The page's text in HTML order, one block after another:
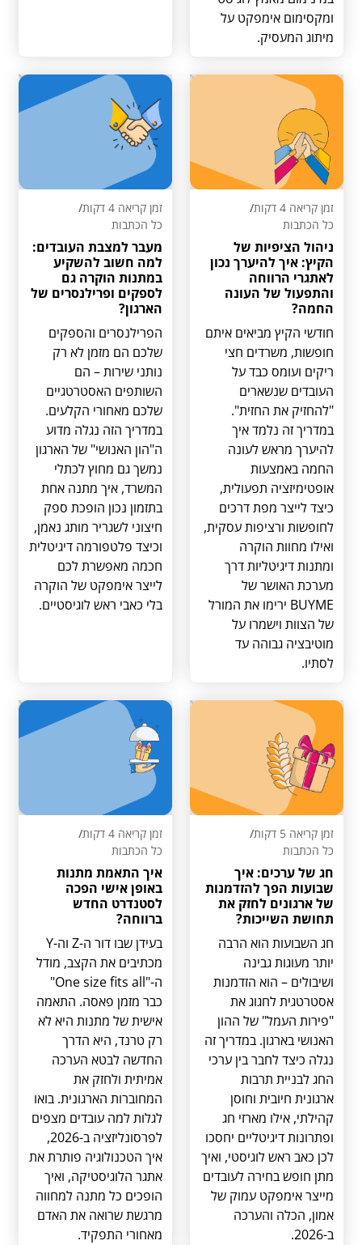
ומקסימום אימפקט על
מיתוג המעסיק.
זמן קריאה 4 דקות
/
כל הכתבות
ניהול הציפיות של
הקיץ: איך להיערך נכון
לאתגרי הרווחה
והתפעול של העונה
החמה?
חודשי הקיץ מביאים איתם
חופשות, משרדים חצי
ריקים ועומס כבד על
העובדים שנשארים
"להחזיק את החזית".
במדריך זה נלמד איך
להיערך מראש לעונה
החמה באמצעות
אופטימיזציה תפעולית,
כיצד לייצר מפת דרכים
לחופשות ורציפות עסקית,
ואילו מחוות הוקרה
ומתנות דיגיטליות דרך
מערכת האושר של
BUYME ירימו את המורל
של הצוות וישמרו על
מוטיבציה גבוהה עד
לסתיו.
זמן קריאה 4 דקות
/
כל הכתבות
מעבר למצבת העובדים:
למה חשוב להשקיע
במתנות הוקרה גם
לספקים ופרילנסרים של
הארגון?
הפרילנסרים והספקים
שלכם הם מזמן לא רק
נותני שירות – הם
השותפים האסטרטגיים
שלכם מאחורי הקלעים.
במדריך הזה נגלה מדוע
ה"הון האנושי" של הארגון
נמשך גם מחוץ לכתלי
המשרד, איך מתנה אחת
בתזמון נכון הופכת ספק
חיצוני לשגריר מותג נאמן,
וכיצד פלטפורמה דיגיטלית
חכמה מאפשרת לכם
לייצר אימפקט של הוקרה
בלי כאבי ראש לוגיסטיים.
זמן קריאה 5 דקות
/
כל הכתבות
חג של ערכים: איך
שבועות הפך להזדמנות
של ארגונים לחזק את
תחושת השייכות?
חג השבועות הוא הרבה
יותר מעוגות גבינה
ושיבולים – הוא הזדמנות
אסטרטגית לחגוג את
"פירות העמל" של ההון
האנושי בארגון. במדריך זה
נגלה כיצד לחבר בין ערכי
החג לבניית תרבות
ארגונית חיובית וחוסן
קהילתי, אילו מארזי חג
ופתרונות דיגיטליים יחסכו
לכן כאב ראש לוגיסטי, ואיך
מתן חופש בחירה לעובדים
מייצר אימפקט עמוק של
אמון, הכלה והערכה
זמן קריאה 4 דקות
/
כל הכתבות
איך התאמת מתנות
באופן אישי הפכה
לסטנדרט החדש
ברווחה?
בעידן שבו דור ה-Z וה-Y
מכתיבים את הקצב, מודל
ה-"One size fits all"
כבר מזמן פאסה. התאמה
אישית של מתנות היא לא
רק טרנד, היא הדרך
החדשה לבטא הערכה
אמיתית ולחזק את
המחוברות הארגונית. בואו
לגלות למה עובדים מצפים
לפרסונליזציה ב-2026,
איך הטכנולוגיה פותרת את
אתגר הלוגיסטיקה, ואיך
הופכים כל מתנה למחווה
מרגשת שרואה את האדם
מאחורי התפקיד.